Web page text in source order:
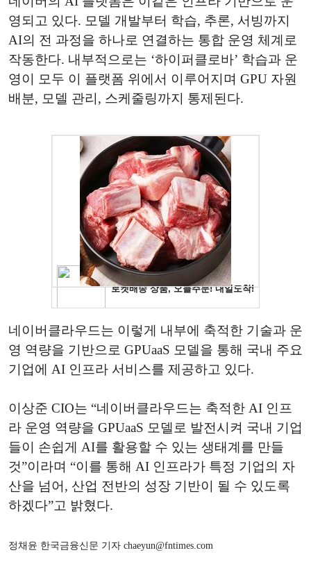
영되고 있다. 모델 개발부터 학습, 추론, 서빙까지
AI의 전 과정을 하나로 연결하는 통합 운영 체계로
작동한다. 내부적으로는 ‘하이퍼클로바’ 학습과 운
영이 모두 이 플랫폼 위에서 이루어지며 GPU 자원
배분, 모델 관리, 스케줄링까지 통제된다.
네이버클라우드는 이렇게 내부에 축적한 기술과 운
영 역량을 기반으로 GPUaaS 모델을 통해 국내 주요
기업에 AI 인프라 서비스를 제공하고 있다.
이상준 CIO는 “네이버클라우드는 축적한 AI 인프
라 운영 역량을 GPUaaS 모델로 발전시켜 국내 기업
들이
손쉽게 AI를 활용할 수 있는 생태계를 만들
것”이라며 “이를 통해 AI 인프라가 특정 기업의 자
산을 넘어 , 산업 전반의 성장 기반이 될 수 있도록
하겠다”고 밝혔다.
정채윤 한국금융신문 기자 chaeyun@fntimes.com